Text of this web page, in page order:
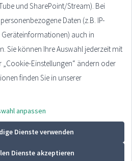
GmbH. All rights reserved.
HTML5 UP
und SharePoint/Stream). Bei
Daten (z.B. IP-
auch in
Sie können Ihre Auswahl jederzeit mit
Einstellungen“ ändern oder
finden Sie in unserer
anpassen
Dienste verwenden
Dienste akzeptieren